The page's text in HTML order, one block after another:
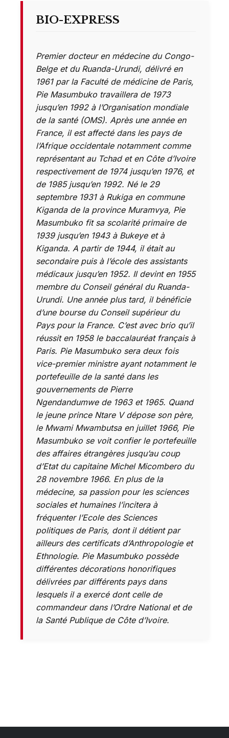
BIO-EXPRESS
Premier docteur en médecine du Congo-
Belge et du Ruanda-Urundi, délivré en
1961 par la Faculté de médicine de Paris,
Pie Masumbuko travaillera de 1973
jusqu’en 1992 à l’Organisation mondiale
de la santé (OMS). Après une année en
France, il est affecté dans les pays de
l’Afrique occidentale notamment comme
représentant au Tchad et en Côte d’Ivoire
respectivement de 1974 jusqu’en 1976, et
de 1985 jusqu’en 1992. Né le 29
septembre 1931 à Rukiga en commune
Kiganda de la province Muramvya, Pie
Masumbuko fit sa scolarité primaire de
1939 jusqu’en 1943 à Bukeye et à
Kiganda. A partir de 1944, il était au
secondaire puis à l’école des assistants
médicaux jusqu’en 1952. Il devint en 1955
membre du Conseil général du Ruanda-
Urundi. Une année plus tard, il bénéficie
d’une bourse du Conseil supérieur du
Pays pour la France. C’est avec brio qu’il
réussit en 1958 le baccalauréat français à
Paris. Pie Masumbuko sera deux fois
vice-premier ministre ayant notamment le
portefeuille de la santé dans les
gouvernements de Pierre
Ngendandumwe de 1963 et 1965. Quand
le jeune prince Ntare V dépose son père,
le Mwami Mwambutsa en juillet 1966, Pie
Masumbuko se voit confier le portefeuille
des affaires étrangères jusqu’au coup
d’Etat du capitaine Michel Micombero du
28 novembre 1966. En plus de la
médecine, sa passion pour les sciences
sociales et humaines l’incitera à
fréquenter l’Ecole des Sciences
politiques de Paris, dont il détient par
ailleurs des certificats d’Anthropologie et
Ethnologie. Pie Masumbuko possède
différentes décorations honorifiques
délivrées par différents pays dans
lesquels il a exercé dont celle de
commandeur dans l’Ordre National et de
la Santé Publique de Côte d’Ivoire.